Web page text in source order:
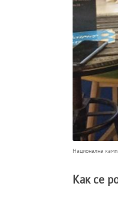
Национална
Как се